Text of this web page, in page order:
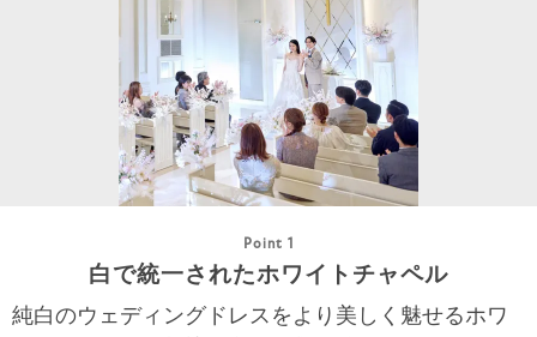
Point 1
白で統一されたホワイトチャペル
純白のウェディングドレスをより美しく魅せるホワ